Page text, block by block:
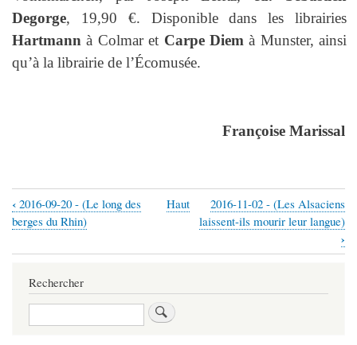
Degorge, 19,90 €. Disponible dans les librairies
Hartmann à Colmar et Carpe Diem à Munster, ainsi
qu’à la librairie de l’Écomusée.
Françoise Marissal
Liens
livre
pour
2016-
‹ 2016-09-20 - (Le long des
berges du Rhin)
Haut
2016-11-02 - (Les Alsaciens
laissent-ils mourir leur langue)
›
Rechercher
Rechercher